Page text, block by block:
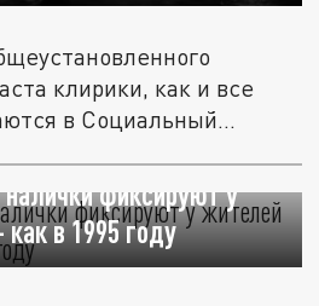
клирики, как и все
в Социальный...
фиксируют у
в 1995 году